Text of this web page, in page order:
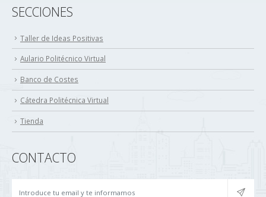
SECCIONES
Taller de Ideas Positivas
Aulario Politécnico Virtual
Banco de Costes
Cátedra Politécnica Virtual
Tienda
CONTACTO